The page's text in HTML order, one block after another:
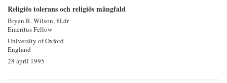
Religiös tolerans och religiös mångfald
Bryan R. Wilson, fil.dr
Emeritus Fellow
University of Oxford
England
28 april 1995